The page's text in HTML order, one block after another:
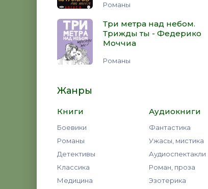
Романы
Три метра над небом.
Трижды ты - Федерико
Моччиа
Романы
Жанры
Книги
Боевики
Романы
Детективы
Классика
Медицина
Аудиокниги
Фантастика
Ужасы, мистика
Аудиоспектакли
Роман, проза
Эзотерика